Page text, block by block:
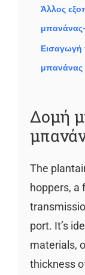
Άλλος
Εισαγωγή
μπανάνας
Δομή
The
hoppers, a
port. It’s
materials,
thickness